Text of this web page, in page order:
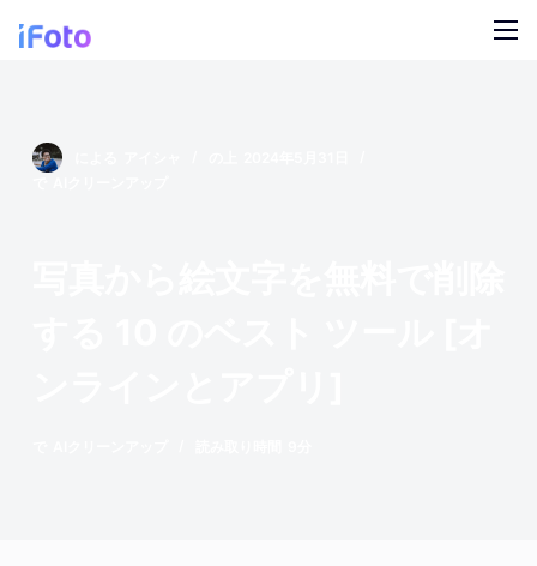
コ
ツ
AI ファッションモデル
ブログ